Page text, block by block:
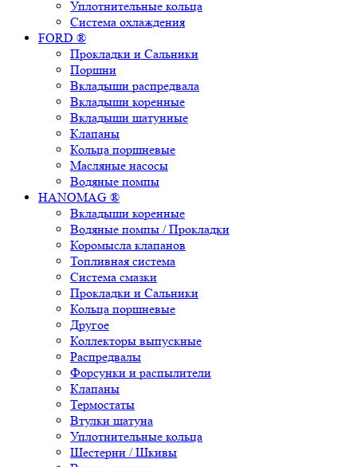
Уплотнительные кольца
Система охлаждения
FORD ®
Прокладки и Сальники
Поршни
Вкладыши распредвала
Вкладыши коренные
Вкладыши шатунные
Клапаны
Кольца поршневые
Масляные насосы
Водяные помпы
HANOMAG ®
Вкладыши коренные
Водяные помпы / Прокладки
Коромысла клапанов
Топливная система
Система смазки
Прокладки и Сальники
Кольца поршневые
Другое
Коллекторы выпускные
Распредвалы
Форсунки и распылители
Клапаны
Термостаты
Втулки шатуна
Уплотнительные кольца
Шестерни / Шкивы